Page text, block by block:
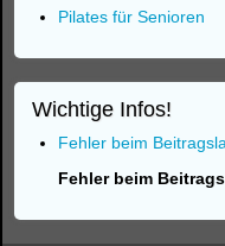
Pilates für Senioren
Wichtige Infos!
Fehler beim
Fehler beim